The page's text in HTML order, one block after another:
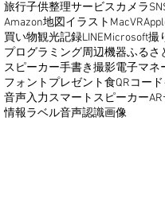
旅行子供整理サービスカメラ
Amazon地図イラスト MacVR
買い物観光記録LINEMicrosoft撮
プログラミング周辺機器ふるさ
スピーカー手書き撮影電子マネ
フォント プレゼント食QRコード
音声入力スマートスピーカーAR
情報ラベル音声認識画像